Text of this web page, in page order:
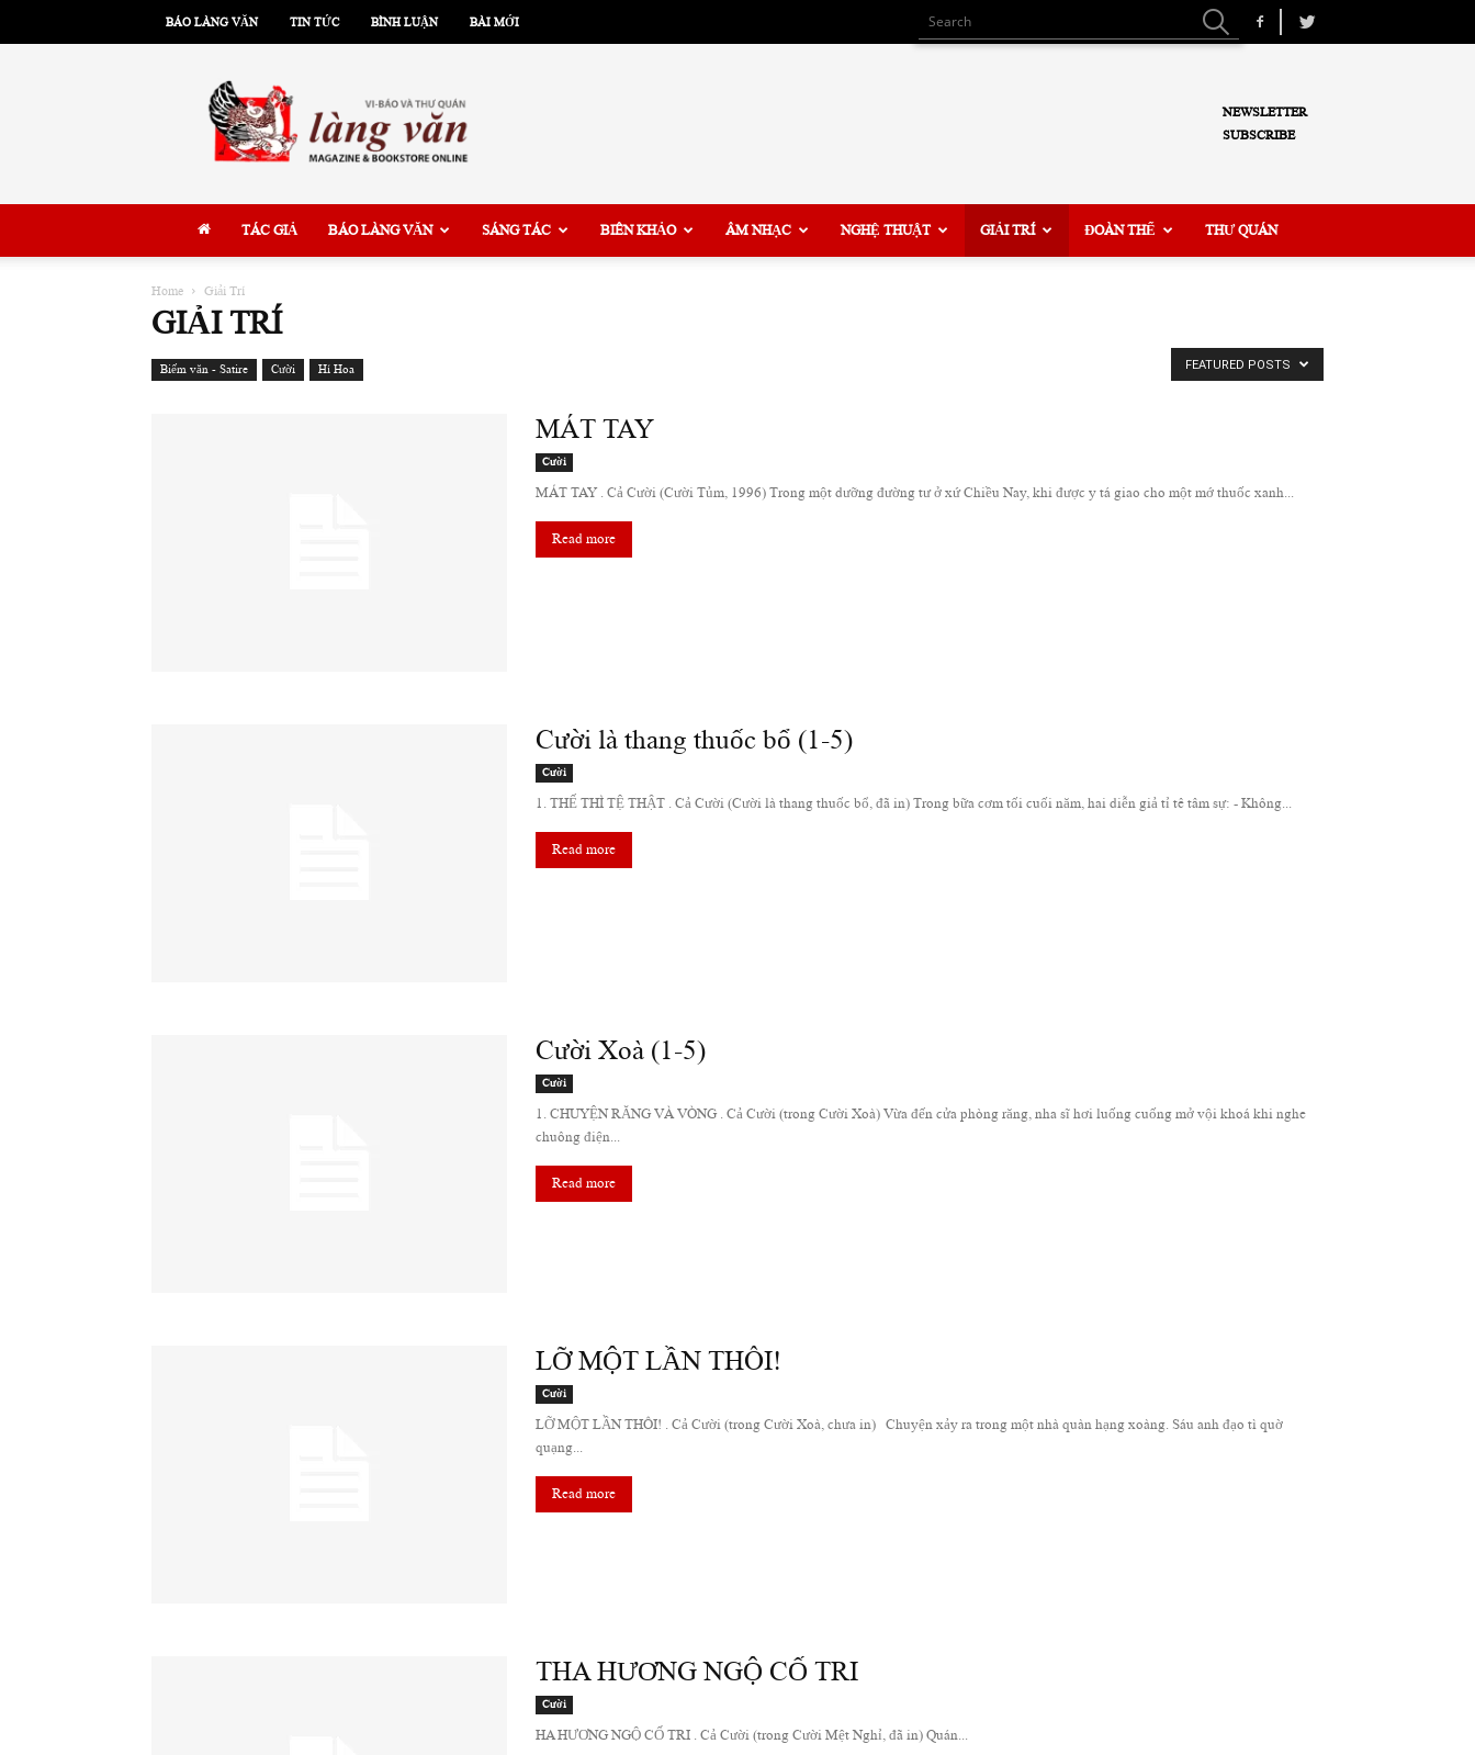
BÁO LÀNG VĂN TIN TỨC BÌNH LUẬN BÀI MỚI
Văn
NEWSLETTER
SUBSCRIBE
TÁC GIẢ BÁO LÀNG VĂN SÁNG TÁC BIÊN KHẢO ÂM NHẠC NGHỆ THUẬT GIẢI TRÍ ĐOÀN THỂ THƯ QUÁN
Home Giải Trí
GIẢI TRÍ
Biếm văn - Satire Cười Hí Hoa FEATURED POSTS
MÁT TAY
Cười
MÁT TAY . Cả Cười (Cười Tủm, 1996) Trong một dưỡng đường tư ở xứ Chiều Nay, khi được y tá giao cho một mớ thuốc xanh...
Read more
Cười là thang thuốc bổ (1-5)
Cười
1. THẾ THÌ TỆ THẬT . Cả Cười (Cười là thang thuốc bổ, đã in) Trong bữa cơm tối cuối năm, hai diễn giả tỉ tê tâm sự: - Không...
Read more
Cười Xoà (1-5)
Cười
1. CHUYỆN RĂNG VÀ VÒNG . Cả Cười (trong Cười Xoà) Vừa đến cửa phòng răng, nha sĩ hơi luống cuống mở vội khoá khi nghe
chuông điện...
Read more
LỠ MỘT LẦN THÔI!
Cười
LỠ MỘT LẦN THÔI! . Cả Cười (trong Cười Xoà, chưa in) Chuyện xảy ra trong một nhà quàn hạng xoàng. Sáu anh đạo tì quờ
quạng...
Read more
THA HƯƠNG NGỘ CỐ TRI
Cười
HA HƯƠNG NGỘ CỐ TRI . Cả Cười (trong Cười Mệt Nghỉ, đã in) Quán...